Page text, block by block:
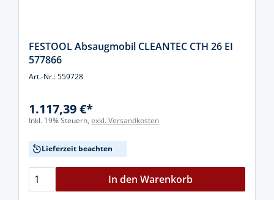
FESTOOL Absaugmobil CLEANTEC CTH 26 EI
577866
Art.-Nr.: 559728
1.117,39 €*
Inkl. 19% Steuern, exkl. Versandkosten
Lieferzeit beachten
In den Warenkorb